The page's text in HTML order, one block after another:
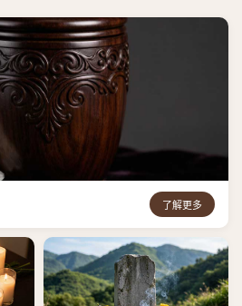
了解更多